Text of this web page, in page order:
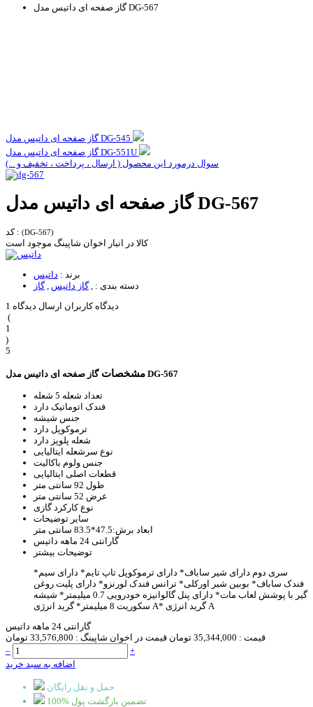
گاز صفحه ای داتیس مدل DG-567
گاز صفحه ای داتیس مدل DG-545
گاز صفحه ای داتیس مدل DG-551U
سوال درمورد این محصول ( ارسال ، پرداخت ، تخفیف و ...)
گاز صفحه ای داتیس مدل DG-567
کد : (DG-567)
کالا در انبار اخوان شاپینگ موجود است
برند : داتیس
دسته بندی : ,گاز داتیس ,گاز
1 دیدگاه کاربران ارسال دیدگاه
(
1
)
5
مشخصات گاز صفحه ای داتیس مدل DG-567
تعداد شعله 5 شعله
فندک اتوماتیک دارد
جنس شیشه
ترموکوپل دارد
شعله پلوپز دارد
نوع سرشعله ایتالیایی
جنس ولوم باکالیت
قطعات اصلی ایتالیایی
طول 92 سانتی متر
عرض 52 سانتی متر
نوع کارکردگازی
سایر توضیحات
ابعاد برش:47.5*83.5 سانتی متر
گارانتی 24 ماهه داتیس
توضیحات بیشتر
*سری دوم دارای شیر ساباف* دارای ترموکوپل تاپ تایم* دارای سیم
فندک ساباف* بوبین شیر اورکلی* ترانس فندک لورنزو* دارای پلیت روغن
گیر با پوشش لعاب مات* دارای پنل گالوانیزه خودرویی 0.7 میلیمتر
* شیشه
سکوریت 8 میلیمتر* گرید انرژی A* گرید انرژی A
گارانتی 24 ماهه داتیس
قیمت : 35,344,000 تومان قیمت در اخوان شاپینگ : 33,576,800 تومان
–
+
اضافه به سبد خرید
حمل و نقل رایگان
100% تضمین بازگشت پول